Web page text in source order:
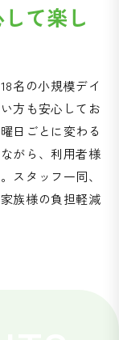
て楽し
名の小規模デイ
方も安心してお
日ごとに変わる
がら、利用者様
スタッフ一同、
族様の負担軽減